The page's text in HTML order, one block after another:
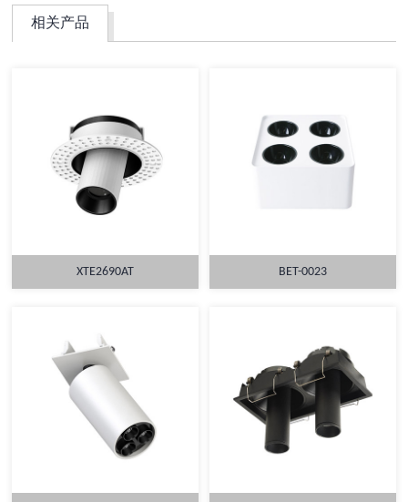
相关产品
详情
XTE2690AT
详情
BET-0023